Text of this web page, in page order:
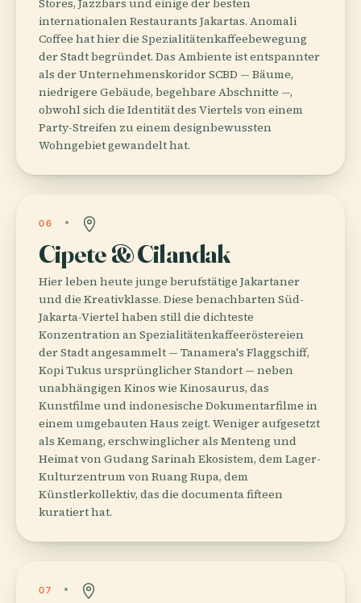
internationalen Restaurants Jakartas. Anomali
Coffee hat hier die Spezialitätenkaffeebewegung
der Stadt begründet. Das Ambiente ist entspannter
als der Unternehmenskoridor SCBD — Bäume,
niedrigere Gebäude, begehbare Abschnitte —,
obwohl sich die Identität des Viertels von einem
Party-Streifen zu einem designbewussten
Wohngebiet gewandelt hat.
06
Cipete & Cilandak
Hier leben heute junge berufstätige Jakartaner
und die Kreativklasse. Diese benachbarten Süd-
Jakarta-Viertel haben still die dichteste
Konzentration an Spezialitätenkaffeeröstereien
der Stadt angesammelt — Tanamera's Flaggschiff,
Kopi Tukus ursprünglicher Standort — neben
unabhängigen Kinos wie Kinosaurus, das
Kunstfilme und indonesische Dokumentarfilme in
einem umgebauten Haus zeigt. Weniger aufgesetzt
als Kemang, erschwinglicher als Menteng und
Heimat von Gudang Sarinah Ekosistem, dem Lager-
Kulturzentrum von Ruang Rupa, dem
Künstlerkollektiv, das die documenta fifteen
kuratiert hat.
07